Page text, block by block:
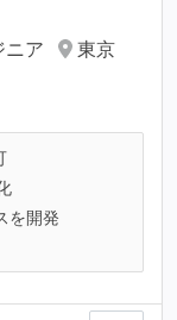
ア
東京
を開発